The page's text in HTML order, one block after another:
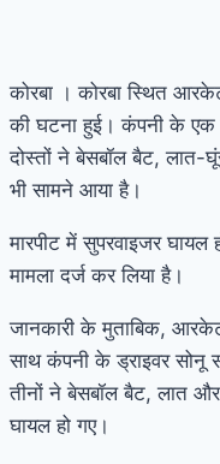
कोरबा ।कोरबा स्थित
की घटना हुई। कंपनी के एक
दोस्तों ने बेसबॉल बैट, लात-
भी सामने आया है।
मारपीट में सुपरवाइजर
मामला दर्ज कर लिया है।
जानकारी के मुताबिक,
साथ कंपनी के ड्राइवर सोनू
तीनों ने बेसबॉल बैट, लात
घायल हो गए।